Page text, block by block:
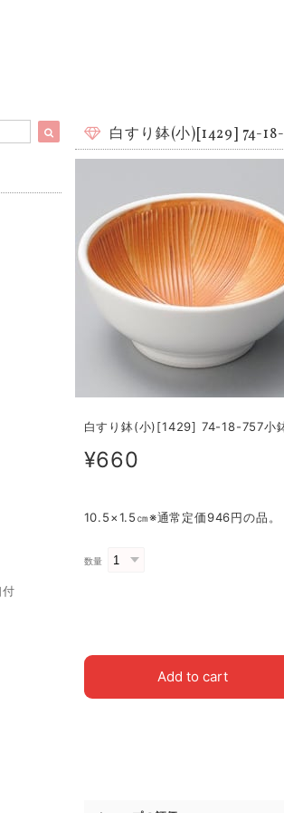
付
白すり鉢(小)[1429] 74-
白すり鉢(小)[1429] 74-18-757小
¥660
10.5×1.5㎝※通常定価946円の品。
数量
Add to cart